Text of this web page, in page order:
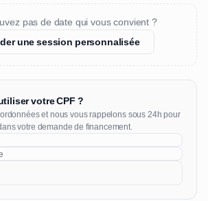
pas de date qui vous convient ?
une session personnalisée
votre CPF ?
et nous vous rappelons sous 24h pour
votre demande de financement.